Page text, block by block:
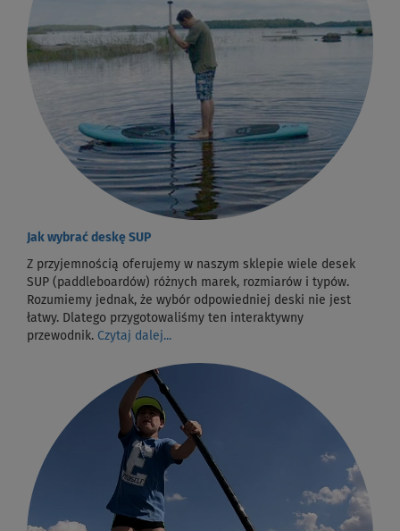
Jak wybrać deskę SUP
Z przyjemnością oferujemy w naszym sklepie wiele desek
SUP (paddleboardów) różnych marek, rozmiarów i typów.
Rozumiemy jednak, że wybór odpowiedniej deski nie jest
łatwy. Dlatego przygotowaliśmy ten interaktywny
przewodnik. Czytaj dalej...